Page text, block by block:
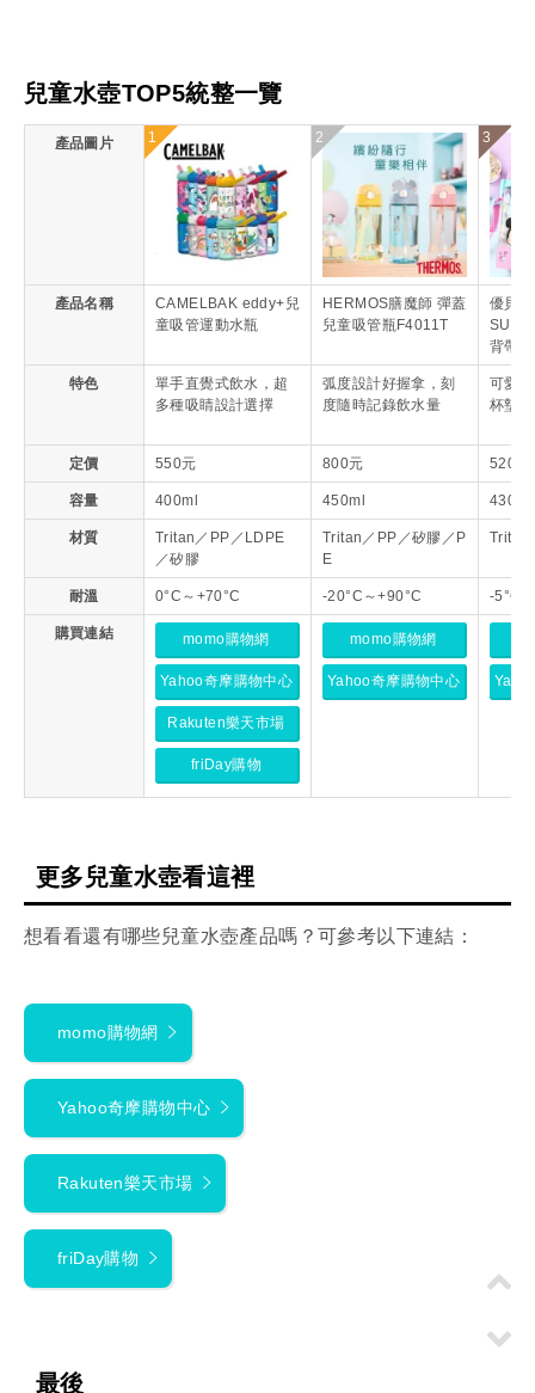
兒童水壺TOP5統整一覽
產品圖片 1 2 3
產品名稱
CAMELBAK eddy+兒
童吸管運動水瓶
HERMOS膳魔師 彈蓋
兒童吸管瓶F4011T
優貝
SUM
背帶
特色
單手直覺式飲水，超
多種吸睛設計選擇
弧度設計好握拿，刻
度隨時記錄飲水量
可愛
杯墊
定價 550元 800元 520元
容量 400ml 450ml 430／
材質
Tritan／PP／LDPE
／矽膠
Tritan／PP／矽膠／P
E
Tritan
耐溫 0°C～+70°C -20°C～+90°C -5°C
購買連結 momo購物網
Yahoo奇摩購物中心
Rakuten樂天市場
friDay購物
momo購物網
Yahoo奇摩購物中心
更多兒童水壺看這裡
想看看還有哪些兒童水壺產品嗎？可參考以下連結：
momo購物網
Yahoo奇摩購物中心
Rakuten樂天市場
friDay購物
最後